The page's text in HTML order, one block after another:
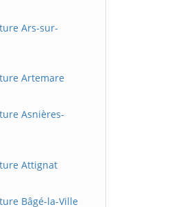
Ars-sur-
Artemare
Asnières-
Attignat
Bâgé-la-Ville